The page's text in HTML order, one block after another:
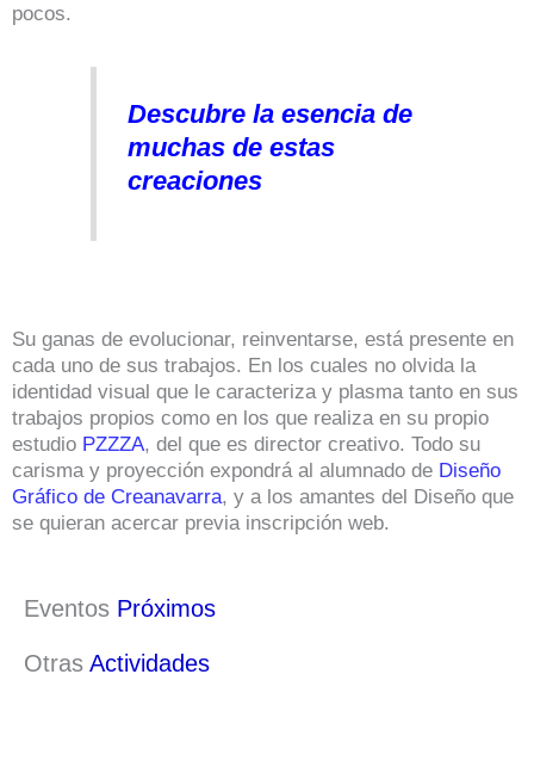
pocos.
Descubre la esencia de
muchas de estas
creaciones
Su ganas de evolucionar, reinventarse, está presente en
cada uno de sus trabajos. En los cuales no olvida la
identidad visual que le caracteriza y plasma tanto en sus
trabajos propios como en los que realiza en su propio
estudio PZZZA, del que es director creativo. Todo su
carisma y proyección expondrá al alumnado de Diseño
Gráfico de Creanavarra, y a los amantes del Diseño que
se quieran acercar previa inscripción web.
Eventos Próximos
Otras Actividades